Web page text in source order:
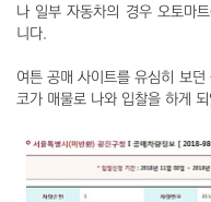
나 일부 자동차의 경우 오토마
니다.
여튼 공매 사이트를 유심히 보
코가 매물로 나와 입찰을 하게